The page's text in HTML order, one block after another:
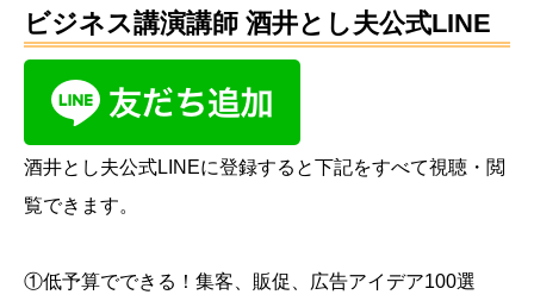
ビジネス講演講師 酒井とし夫公式LINE
酒井とし夫公式LINEに登録すると下記をすべて視聴・閲
覧できます。
①低予算でできる！集客、販促、広告アイデア100選